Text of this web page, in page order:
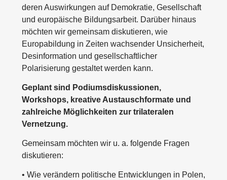
deren Auswirkungen auf Demokratie, Gesellschaft
und europäische Bildungsarbeit. Darüber hinaus
möchten wir gemeinsam diskutieren, wie
Europabildung in Zeiten wachsender Unsicherheit,
Desinformation und gesellschaftlicher
Polarisierung gestaltet werden kann.
Geplant sind Podiumsdiskussionen,
Workshops, kreative Austauschformate und
zahlreiche Möglichkeiten zur trilateralen
Vernetzung.
Gemeinsam möchten wir u. a. folgende Fragen
diskutieren:
• Wie verändern politische Entwicklungen in Polen,